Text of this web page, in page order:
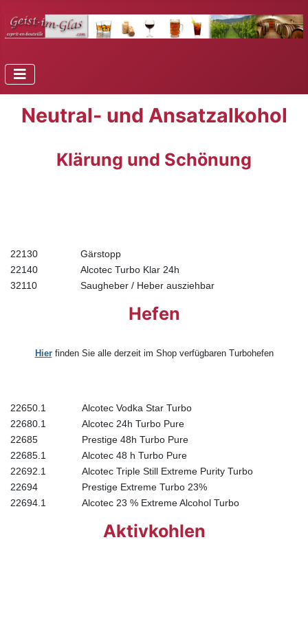
Neutral- und Ansatzalkohol
Klärung und Schönung
22130
Gärstopp
22140
Alcotec Turbo Klar 24h
32110
Saugheber / Heber ausziehbar
Hefen
Hierfinden Sie alle derzeit im Shop verfügbaren Turbohefen
22650.1
Alcotec Vodka Star Turbo
22680.1
Alcotec 24h Turbo Pure
22685
Prestige 48h Turbo Pure
22685.1
Alcotec 48 h Turbo Pure
22692.1
Alcotec Triple Still Extreme Purity Turbo
22694
Prestige Extreme Turbo 23%
22694.1
Alcotec 23 % Extreme Alcohol Turbo
Aktivkohlen